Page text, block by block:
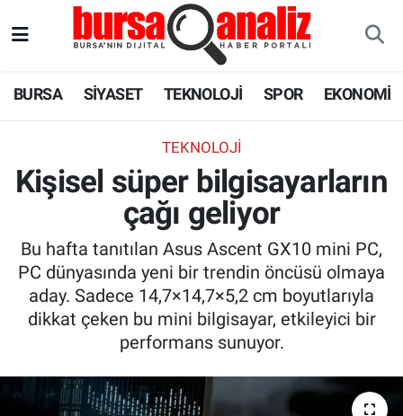
BURSA SİYASET TEKNOLOJİ SPOR EKONOMİ
TEKNOLOJI
Kişisel süper bilgisayarların
çağı geliyor
Bu hafta tanıtılan Asus Ascent GX10 mini PC,
PC dünyasında yeni bir trendin öncüsü olmaya
aday. Sadece 14,7×14,7×5,2 cm boyutlarıyla
dikkat çeken bu mini bilgisayar, etkileyici bir
performans sunuyor.
EKONOMİ
SAĞLIK
ASTROLOJİ
BLOG
Süper Lig Puan Durumu ve Fikstür
Tüm Manşetler
Son Dakika Haberleri
Haber Arşivi